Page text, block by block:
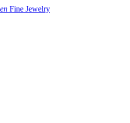
Fine Jewelry